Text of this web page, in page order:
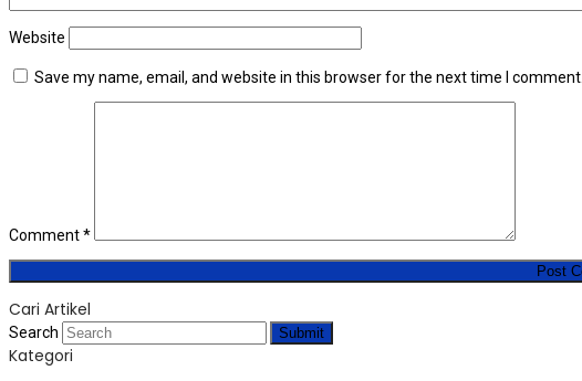
Website
Save my name, email, and website in this browser for the next time I comment.
Comment*
Cari Artikel
Search Submit
Kategori